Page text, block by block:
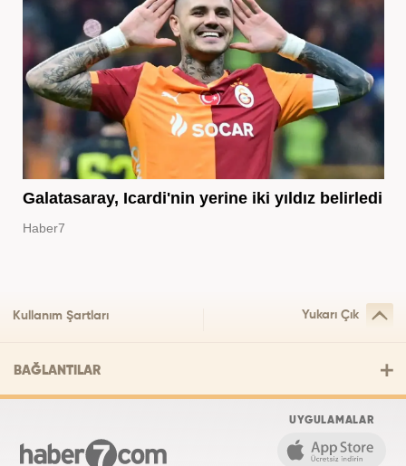
Galatasaray, Icardi'nin yerine iki yıldız belirledi
Haber7
Kullanım Şartları Yukarı Çık
BAĞLANTILAR
UYGULAMALAR